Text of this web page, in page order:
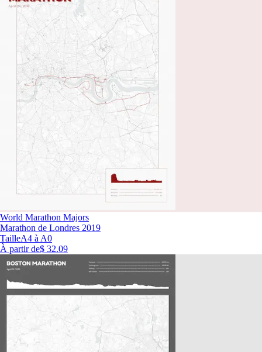
World Marathon Majors
Marathon de Londres 2019
TailleA4 à A0
À partir de$ 32.09